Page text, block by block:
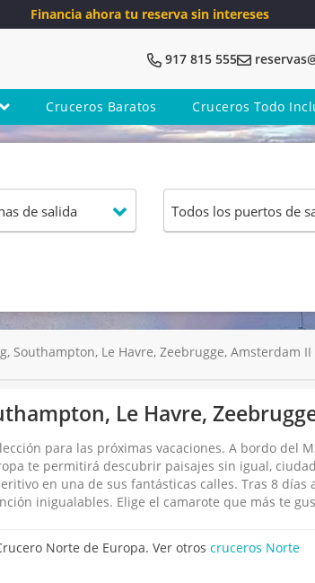
Financia ahora tu reserva sin intereses
917 815 555
Cruceros Baratos Cruceros Todo
Southampton, Le Havre, Zeebrugge, Amsterdam II
Le Havre,
para las próximas vacaciones. A bordo del
te permitirá descubrir paisajes sin igual,
en una de sus fantásticas calles. Tras 8
inigualables. Elige el camarote que más te
Norte de Europa. Ver otroscruceros Norte